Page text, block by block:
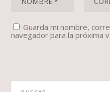
Guarda mi nombre,
navegador para la próxima